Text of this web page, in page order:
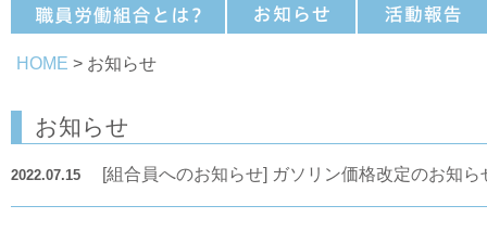
HOME > お知らせ
お知らせ
2022.07.15 [組合員へのお知らせ] ガソリン価格改定のお知ら